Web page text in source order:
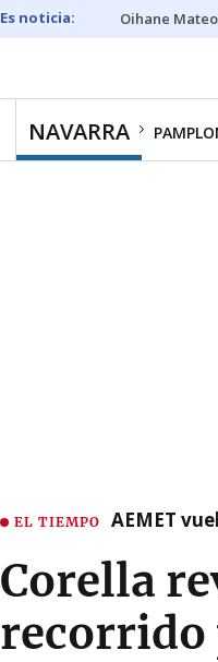
Oihane
NAVARRA
EL TIEMPO AEMET
Corella
recorrido